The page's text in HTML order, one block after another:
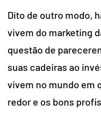
Dito de outro modo,
vivem do marketing
questão de
suas cadeiras ao
vivem no mundo em
redor e os bons